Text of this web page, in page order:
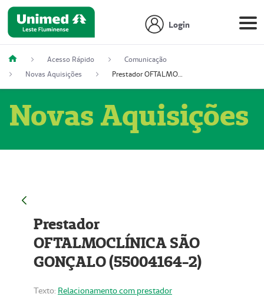
Login
Acesso Rápido
Comunicação
Novas Aquisições
Prestador OFTALMOCLÍNICA SÃO GONÇALO (55004164-2)
Novas Aquisições
Prestador
OFTALMOCLÍNICA SÃO
GONÇALO (55004164-2)
Texto: Relacionamento com prestador